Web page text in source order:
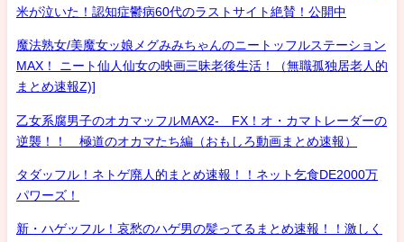
米が泣いた！認知症鬱病60代のラストサイト絶賛！公開中
魔法熟女/美魔女ッ娘メグみみちゃんのニートッフルステーション
MAX！ ニート仙人仙女の映画三昧老後生活！（無職孤独居老人的
まとめ速報Z)]
乙女系腐男子のオカマッフルMAX2- FX！オ・カマトレーダーの
逆襲！！ 極道のオカマたち編（おもしろ動画まとめ速報）
タダッフル！ネトゲ廃人的まとめ速報！！ネット乞食DE2000万
パワーズ！
新・ハゲッフル！哀愁のハゲ男の髪ってるまとめ速報！！激しく